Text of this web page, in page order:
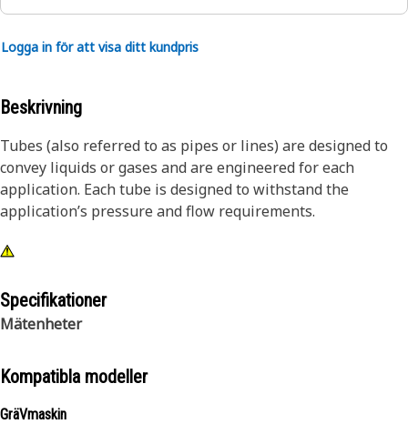
Logga in för att visa ditt kundpris
Beskrivning
Tubes (also referred to as pipes or lines) are designed to
convey liquids or gases and are engineered for each
application. Each tube is designed to withstand the
application’s pressure and flow requirements.
Specifikationer
Mätenheter
Kompatibla modeller
GräVmaskin